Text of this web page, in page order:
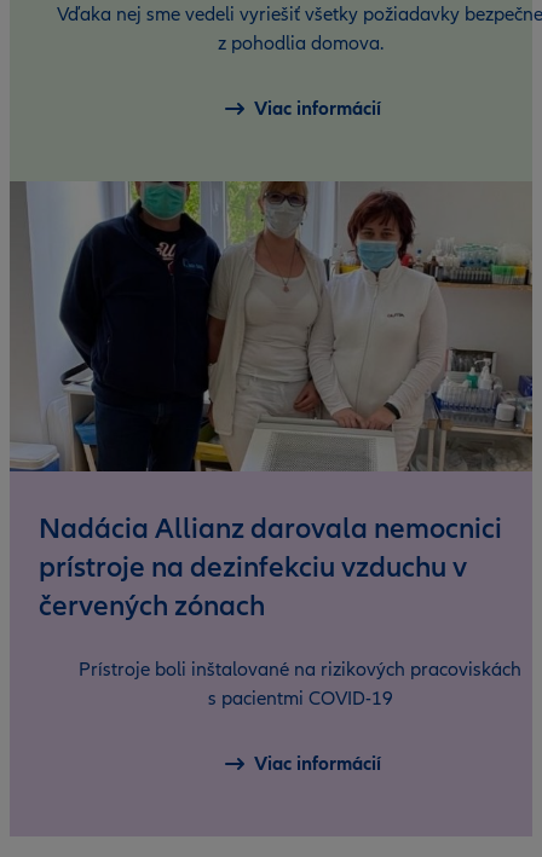
Vďaka nej sme vedeli vyriešiť všetky požiadavky bezpečne
z pohodlia domova.
Viac informácií
Nadácia Allianz darovala nemocnici
prístroje na dezinfekciu vzduchu v
červených zónach
Prístroje boli inštalované na rizikových pracoviskách
s pacientmi COVID-19
Viac informácií